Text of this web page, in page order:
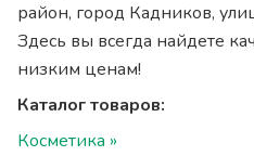
район, город Кадников,
Здесь вы всегда найдете
низким ценам!
Каталог товаров:
Косметика »